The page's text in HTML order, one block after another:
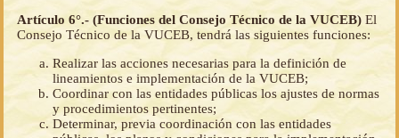
Artículo 6°.- (Funciones del Consejo Técnico de la VUCEB) El
Consejo Técnico de la VUCEB, tendrá las siguientes funciones:
Realizar las acciones necesarias para la definición de
lineamientos e implementación de la VUCEB;
Coordinar con las entidades públicas los ajustes de normas
y procedimientos pertinentes;
Determinar, previa coordinación con las entidades